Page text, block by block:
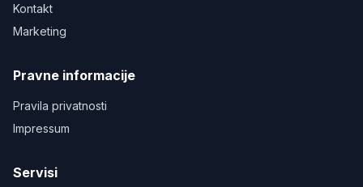
Kontakt
Marketing
Pravne informacije
Pravila privatnosti
Impressum
Servisi